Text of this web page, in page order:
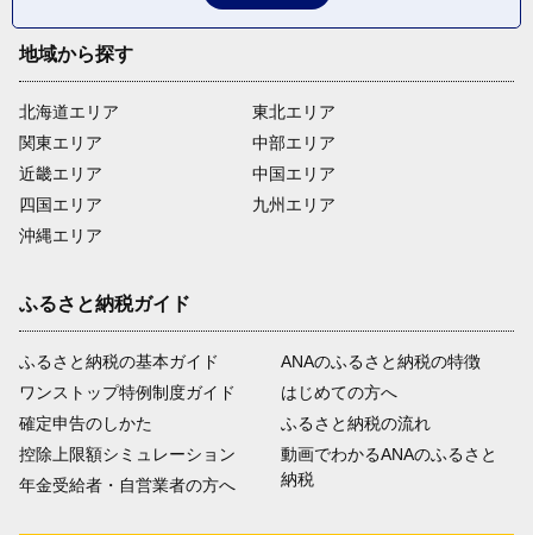
地域から探す
北海道エリア
関東エリア
近畿エリア
四国エリア
沖縄エリア
東北エリア
中部エリア
中国エリア
九州エリア
ふるさと納税ガイド
ふるさと納税の基本ガイド
ワンストップ特例制度ガイド
確定申告のしかた
控除上限額シミュレーション
年金受給者・自営業者の方へ
ANAのふるさと納税の特徴
はじめての方へ
ふるさと納税の流れ
動画でわかるANAのふるさと
納税